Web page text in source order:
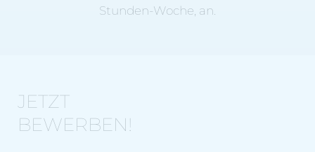
Stunden-Woche, an.
JETZT
BEWERBEN!